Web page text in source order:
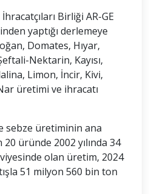
Birliği AR-GE
yaptığı derlemeye
Domates, Hıyar,
Nektarin, Kayısı,
Limon, İncir, Kivi,
üretimi ve ihracatı
sebze üretiminin ana
üründe 2002 yılında 34
olan üretim, 2024
51 milyon 560 bin ton